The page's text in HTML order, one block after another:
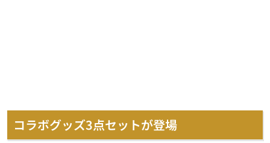
コラボグッズ3点セットが登場